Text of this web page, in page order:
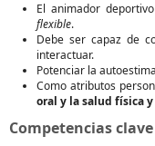
El animador
flexible.
Debe ser capaz de
interactuar.
Potenciar la
Como atributos
oral y la salud física
Competencias clave